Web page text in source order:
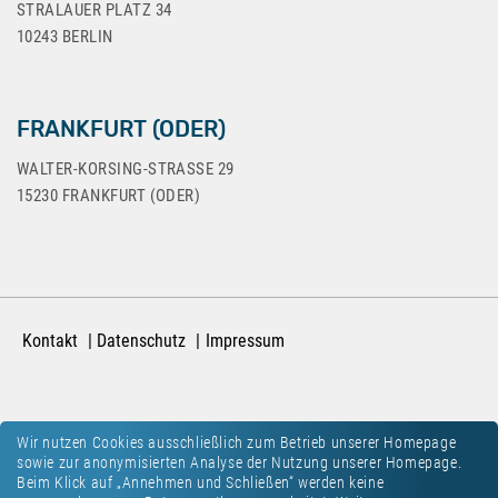
Wir nutzen Cookies ausschließlich zum Betrieb unserer Homepage
sowie zur anonymisierten Analyse der Nutzung unserer Homepage.
Beim Klick auf „Annehmen und Schließen“ werden keine
STRALAUER PLATZ 34
10243 BERLIN
FRANKFURT (ODER)
WALTER-KORSING-STRASSE 29
15230 FRANKFURT (ODER)
Kontakt Datenschutz Impressum